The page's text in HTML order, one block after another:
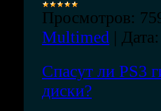
Просмотров:
Multimed | Дата:
Спасут ли PS3
диски?